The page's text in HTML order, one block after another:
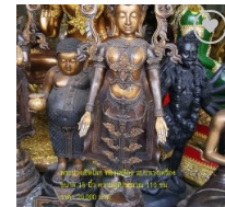
Add to
Wishlist